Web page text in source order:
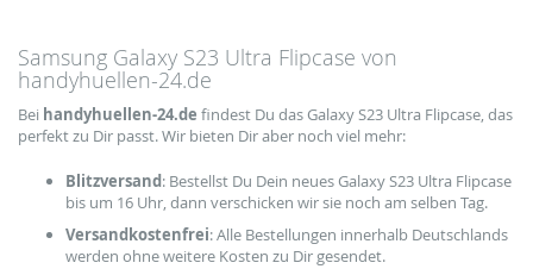
Samsung Galaxy S23 Ultra Flipcase von
handyhuellen-24.de
Bei handyhuellen-24.de findest Du das Galaxy S23 Ultra Flipcase, das
perfekt zu Dir passt. Wir bieten Dir aber noch viel mehr:
Blitzversand: Bestellst Du Dein neues Galaxy S23 Ultra Flipcase
bis um 16 Uhr, dann verschicken wir sie noch am selben Tag.
Versandkostenfrei: Alle Bestellungen innerhalb Deutschlands
werden ohne weitere Kosten zu Dir gesendet.